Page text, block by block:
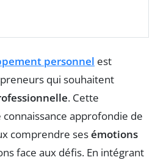
personnel est
qui souhaitent
. Cette
approfondie de
comprendre sesémotions
face aux défis. En intégrant